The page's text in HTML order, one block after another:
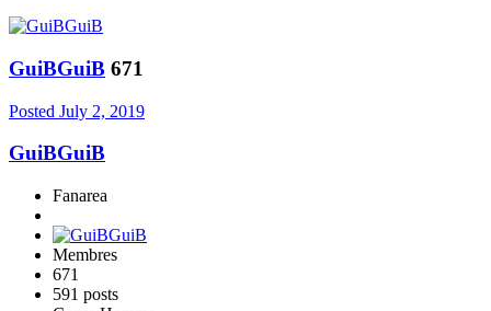
GuiBGuiB 671
Posted July 2, 2019
GuiBGuiB
Fanarea
Membres
671
591 posts